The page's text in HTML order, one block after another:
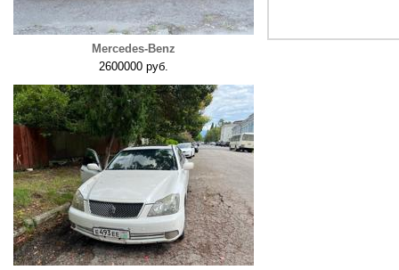
Mercedes-Benz
2600000 руб.